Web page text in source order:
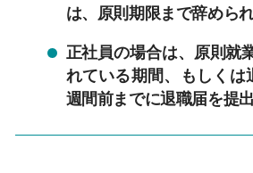
は、原則期限まで辞めら
正社員の場合は、原則就
れている期間、もしくは
週間前までに退職届を提出